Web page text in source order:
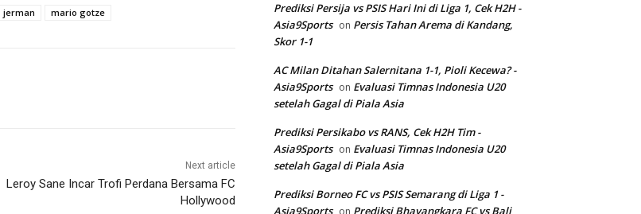
jerman mario gotze
Next article
Leroy Sane Incar Trofi Perdana Bersama FC
Hollywood
Prediksi Persija vs PSIS Hari Ini di Liga 1, Cek H2H -
Asia9Sports on Persis Tahan Arema di Kandang,
Skor 1-1
AC Milan Ditahan Salernitana 1-1, Pioli Kecewa? -
Asia9Sports on Evaluasi Timnas Indonesia U20
setelah Gagal di Piala Asia
Prediksi Persikabo vs RANS, Cek H2H Tim -
Asia9Sports on Evaluasi Timnas Indonesia U20
setelah Gagal di Piala Asia
Prediksi Borneo FC vs PSIS Semarang di Liga 1 -
Asia9Sports on Prediksi Bhayangkara FC vs Bali